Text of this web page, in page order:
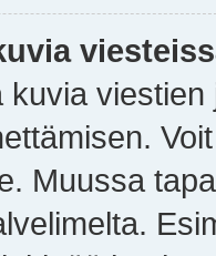
kuvia
Muussa